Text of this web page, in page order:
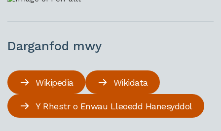
Darganfod mwy
Wikipedia Wikidata
Y Rhestr o Enwau Lleoedd Hanesyddol